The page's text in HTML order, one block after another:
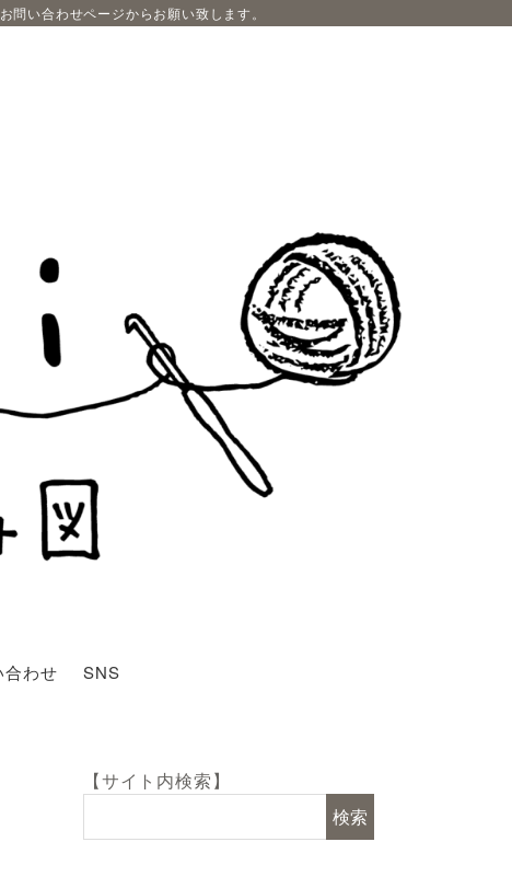
い合わせページからお願い致します。
合わせ SNS
【サイト内検索】
検索